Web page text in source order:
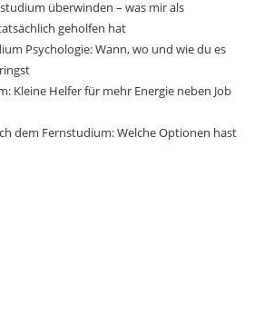
überwinden – was mir als
geholfen hat
Psychologie: Wann, wo und wie du es
Kleine Helfer für mehr Energie neben Job
dem Fernstudium: Welche Optionen hast